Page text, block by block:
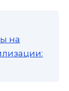
на